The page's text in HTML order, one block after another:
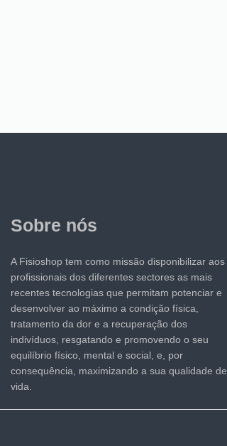
Sobre nós
A Fisioshop tem como missão disponibilizar aos
profissionais dos diferentes sectores as mais
recentes tecnologias que permitam potenciar e
desenvolver ao máximo a condição física,
tratamento da dor e a recuperação dos
indivíduos, resgatando e promovendo o seu
equilíbrio físico, mental e social, e, por
consequência, maximizando a sua qualidade de
vida.